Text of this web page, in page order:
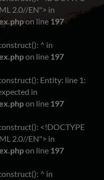
2.0//EN"> in
on line197
^ in
on line 197
Entity: line 1:
in
on line 197
<!DOCTYPE
2.0//EN"> in
on line 197
^ in